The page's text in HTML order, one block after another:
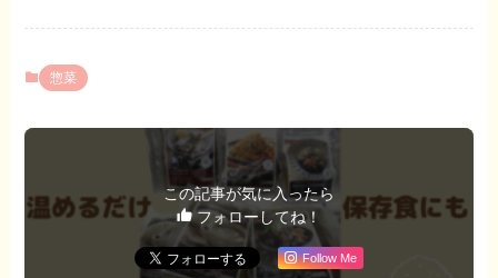
惣菜
この記事が気に入ったら
フォローしてね！
Follow Me